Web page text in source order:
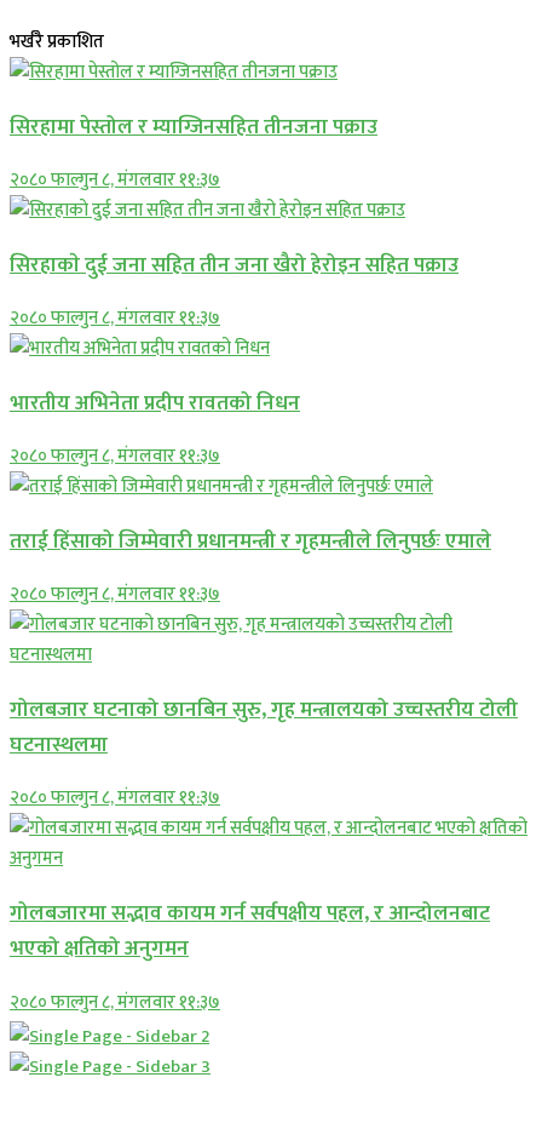
भर्खरै प्रकाशित
सिरहामा पेस्तोल र म्याग्जिनसहित तीनजना पक्राउ
२०८० फाल्गुन ८, मंगलवार ११:३७
सिरहाकाे दुई जना सहित तीन जना खैरो हेरोइन सहित पक्राउ
२०८० फाल्गुन ८, मंगलवार ११:३७
भारतीय अभिनेता प्रदीप रावतको निधन
२०८० फाल्गुन ८, मंगलवार ११:३७
तराई हिंसाको जिम्मेवारी प्रधानमन्त्री र गृहमन्त्रीले लिनुपर्छः एमाले
२०८० फाल्गुन ८, मंगलवार ११:३७
गोलबजार घटनाको छानबिन सुरु, गृह मन्त्रालयको उच्चस्तरीय टोली
घटनास्थलमा
२०८० फाल्गुन ८, मंगलवार ११:३७
गोलबजारमा सद्भाव कायम गर्न सर्वपक्षीय पहल, र आन्दोलनबाट
भएको क्षतिको अनुगमन
२०८० फाल्गुन ८, मंगलवार ११:३७